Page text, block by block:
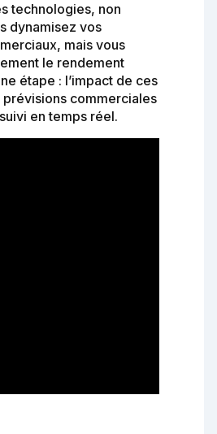
technologies, non
dynamisez vos
mais vous
le rendement
étape : l’impact de ces
prévisions commerciales
en temps réel.